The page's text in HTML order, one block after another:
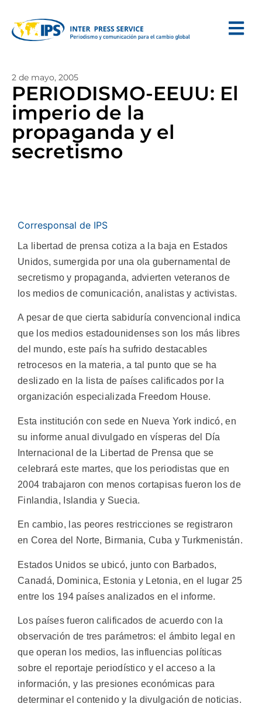
2 de mayo, 2005
PERIODISMO-EEUU: El
imperio de la
propaganda y el
secretismo
Corresponsal de IPS
La libertad de prensa cotiza a la baja en Estados
Unidos, sumergida por una ola gubernamental de
secretismo y propaganda, advierten veteranos de
los medios de comunicación, analistas y activistas.
A pesar de que cierta sabiduría convencional indica
que los medios estadounidenses son los más libres
del mundo, este país ha sufrido destacables
retrocesos en la materia, a tal punto que se ha
deslizado en la lista de países calificados por la
organización especializada Freedom House.
Esta institución con sede en Nueva York indicó, en
su informe anual divulgado en vísperas del Día
Internacional de la Libertad de Prensa que se
celebrará este martes, que los periodistas que en
2004 trabajaron con menos cortapisas fueron los de
Finlandia, Islandia y Suecia.
En cambio, las peores restricciones se registraron
en Corea del Norte, Birmania, Cuba y Turkmenistán.
Estados Unidos se ubicó, junto con Barbados,
Canadá, Dominica, Estonia y Letonia, en el lugar 25
entre los 194 países analizados en el informe.
Los países fueron calificados de acuerdo con la
observación de tres parámetros: el ámbito legal en
que operan los medios, las influencias políticas
sobre el reportaje periodístico y el acceso a la
información, y las presiones económicas para
determinar el contenido y la divulgación de noticias.